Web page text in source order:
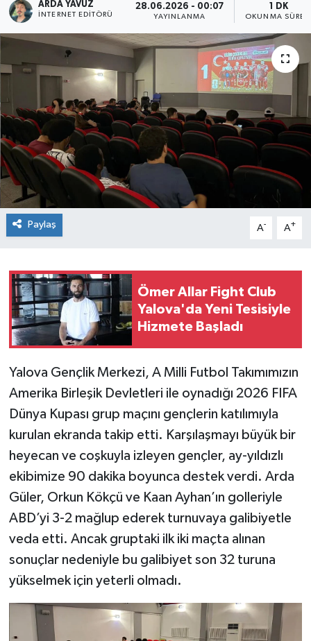
ARDA YAVUZ
İNTERNET EDITÖRÜ
28.06.2026 - 00:07
YAYINLANMA
1 DK
OKUNMA
Paylaş A- A+
Ömer Allar Fight Club
Yalova'da Yeni Tesisiyle
Hizmete Başladı
Yalova Gençlik Merkezi, A Milli Futbol Takımımızın
Amerika Birleşik Devletleri ile oynadığı 2026 FIFA
Dünya Kupası grup maçını gençlerin katılımıyla
kurulan ekranda takip etti. Karşılaşmayı büyük bir
heyecan ve coşkuyla izleyen gençler, ay-yıldızlı
ekibimize 90 dakika boyunca destek verdi. Arda
Güler, Orkun Kökçü ve Kaan Ayhan’ın golleriyle
ABD’yi 3-2 mağlup ederek turnuvaya galibiyetle
veda etti. Ancak gruptaki ilk iki maçta alınan
sonuçlar nedeniyle bu galibiyet son 32 turuna
yükselmek için yeterli olmadı.
RESMİ İLAN